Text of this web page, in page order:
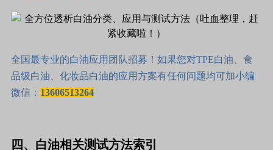
全国最专业的白油应用团队招募！如果您对TPE白油、食
品级白油、化妆品白油的应用方案有任何问题均可加小编
微信： 13606513264
四、白油相关测试方法索引